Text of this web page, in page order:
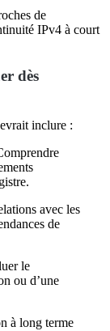
de
IPv4 à court
dès
inclure :
avec les
de
le
ou d’une
à long terme